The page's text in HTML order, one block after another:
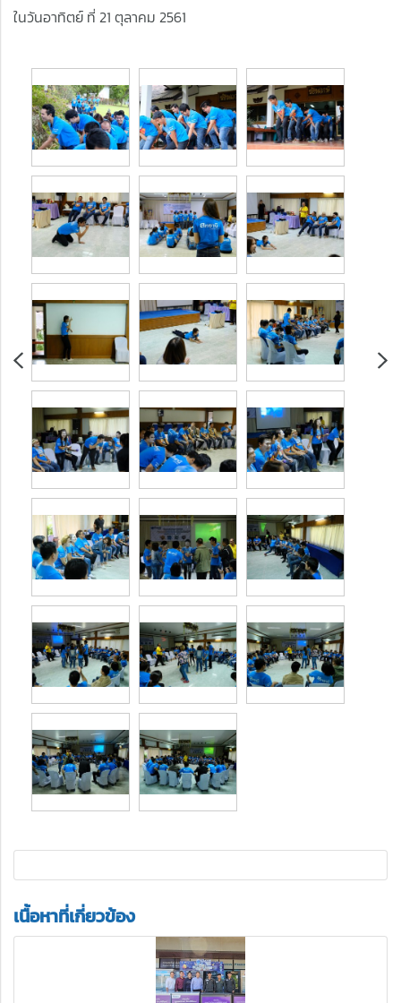
ในวันอาทิตย์ ที่ 21 ตุลาคม 2561
เนื้อหาที่เกี่ยวข้อง